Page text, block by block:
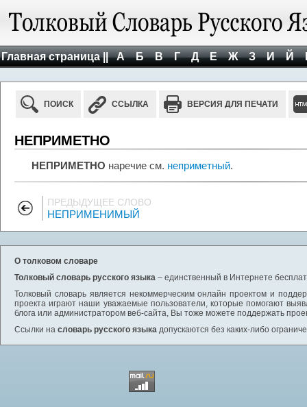
Главная страница || А Б В Г Д Е Ж З И Й
ПОИСК ССЫЛКА ВЕРСИЯ ДЛЯ ПЕЧАТИ
НЕПРИМЕТНО
НЕПРИМЕТНО наречие см. неприметный.
ПРЕДЫДУЩЕЕ СЛОВО
НЕПРИМЕНИМЫЙ
О толковом словаре
Толковый словарь русского языка – единственный в Интернете
Толковый словарь является некоммерческим онлайн проектом и
проекта играют наши уважаемые пользователи, которые помогают
блога или администратором веб-сайта, Вы тоже можете поддержать
Ссылки на словарь русского языка допускаются без каких-либо